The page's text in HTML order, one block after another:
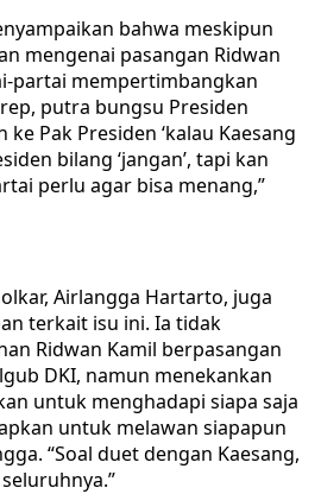
bahwa meskipun
mengenai pasangan Ridwan
partai mempertimbangkan
putra bungsu Presiden
ke Pak Presiden ‘kalau Kaesang
bilang ‘jangan’, tapi kan
perlu agar bisa menang,”
Airlangga Hartarto, juga
terkait isu ini. Ia tidak
Ridwan Kamil berpasangan
DKI, namun menekankan
untuk menghadapi siapa saja
untuk melawan siapapun
“Soal duet dengan Kaesang,